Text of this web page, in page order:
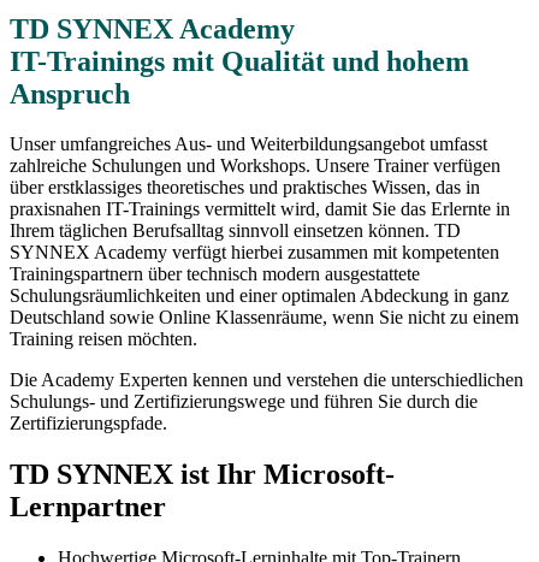
TD SYNNEX Academy
IT-Trainings mit Qualität und hohem
Anspruch
Unser umfangreiches Aus- und Weiterbildungsangebot umfasst
zahlreiche Schulungen und Workshops. Unsere Trainer verfügen
über erstklassiges theoretisches und praktisches Wissen, das in
praxisnahen IT-Trainings vermittelt wird, damit Sie das Erlernte in
Ihrem täglichen Berufsalltag sinnvoll einsetzen können. TD
SYNNEX Academy verfügt hierbei zusammen mit kompetenten
Trainingspartnern über technisch modern ausgestattete
Schulungsräumlichkeiten und einer optimalen Abdeckung in ganz
Deutschland sowie Online Klassenräume, wenn Sie nicht zu einem
Training reisen möchten.
Die Academy Experten kennen und verstehen die unterschiedlichen
Schulungs- und Zertifizierungswege und führen Sie durch die
Zertifizierungspfade.
TD SYNNEX ist Ihr Microsoft-
Lernpartner